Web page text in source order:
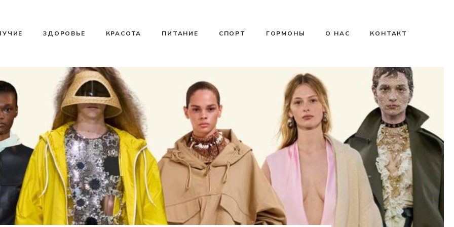
ЗДОРОВЬЕ КРАСОТА ПИТАНИЕ СПОРТ ГОРМОНЫ О НАС КОНТАКТ